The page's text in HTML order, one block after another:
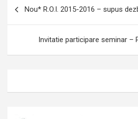
articole
Nou* R.O.I. 2015-2016 – supus
Invitatie participare seminar –